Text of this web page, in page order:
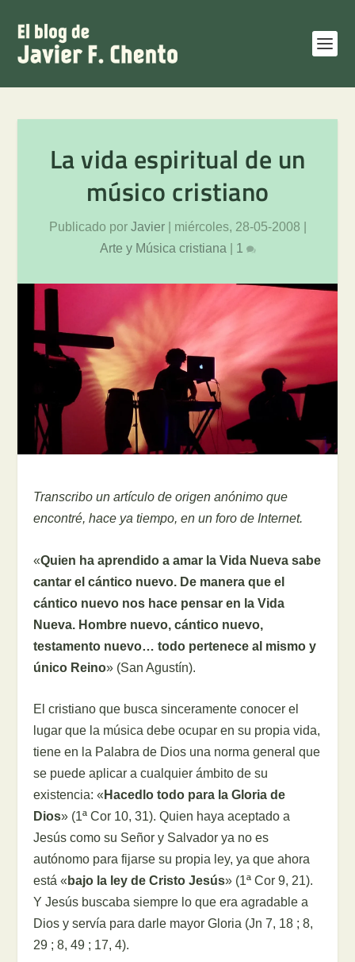
La vida espiritual de un
músico cristiano
Publicado por Javier| miércoles, 28-05-2008
Arte y Música cristiana
1
Transcribo un artículo de origen anónimo que
encontré, hace ya tiempo, en un foro de Internet.
«Quien ha aprendido a amar la Vida Nueva sabe
cantar el cántico nuevo. De manera que el
cántico nuevo nos hace pensar en la Vida
Nueva. Hombre nuevo, cántico nuevo,
testamento nuevo… todo pertenece al mismo y
único Reino» (San Agustín).
El cristiano que busca sinceramente conocer el
lugar que la música debe ocupar en su propia vida,
tiene en la Palabra de Dios una norma general que
se puede aplicar a cualquier ámbito de su
existencia: « Hacedlo todo para la Gloria de
Dios» (1ª Cor 10, 31). Quien haya aceptado a
Jesús como su Señor y Salvador ya no es
autónomo para fijarse su propia ley, ya que ahora
está « bajo la ley de Cristo Jesús» (1ª Cor 9, 21).
Y Jesús buscaba siempre lo que era agradable a
Dios y servía para darle mayor Gloria (Jn 7, 18 ; 8,
29 ; 8, 49 ; 17, 4).